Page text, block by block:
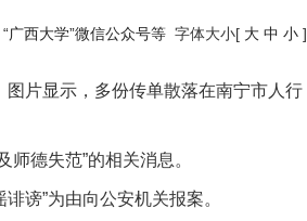
“广西大学”微信公众号等 字体大小[ 大 中 小 ]
片显示，多份传单散落在南宁市人行
德失范”的相关消息。
谤”为由向公安机关报案。